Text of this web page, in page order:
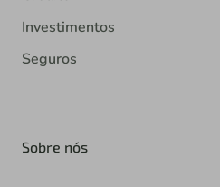
Investimentos
Seguros
Sobre nós